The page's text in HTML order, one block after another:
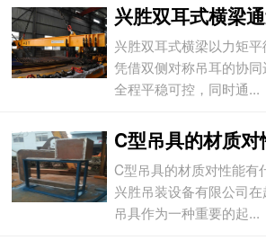
兴胜双耳式横梁以力矩平
凭借双侧对称吊耳的协
全程平稳可控，同时通...
C型吊具的材质对性能
兴胜吊装设备有限公司
吊具作为一种重要的起...